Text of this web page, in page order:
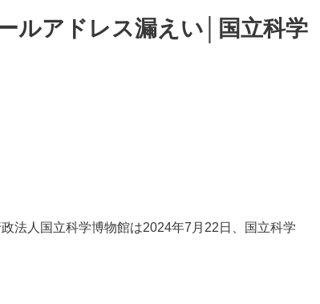
ルアドレス漏えい│国立科学
法人国立科学博物館は2024年7月22日、国立科学